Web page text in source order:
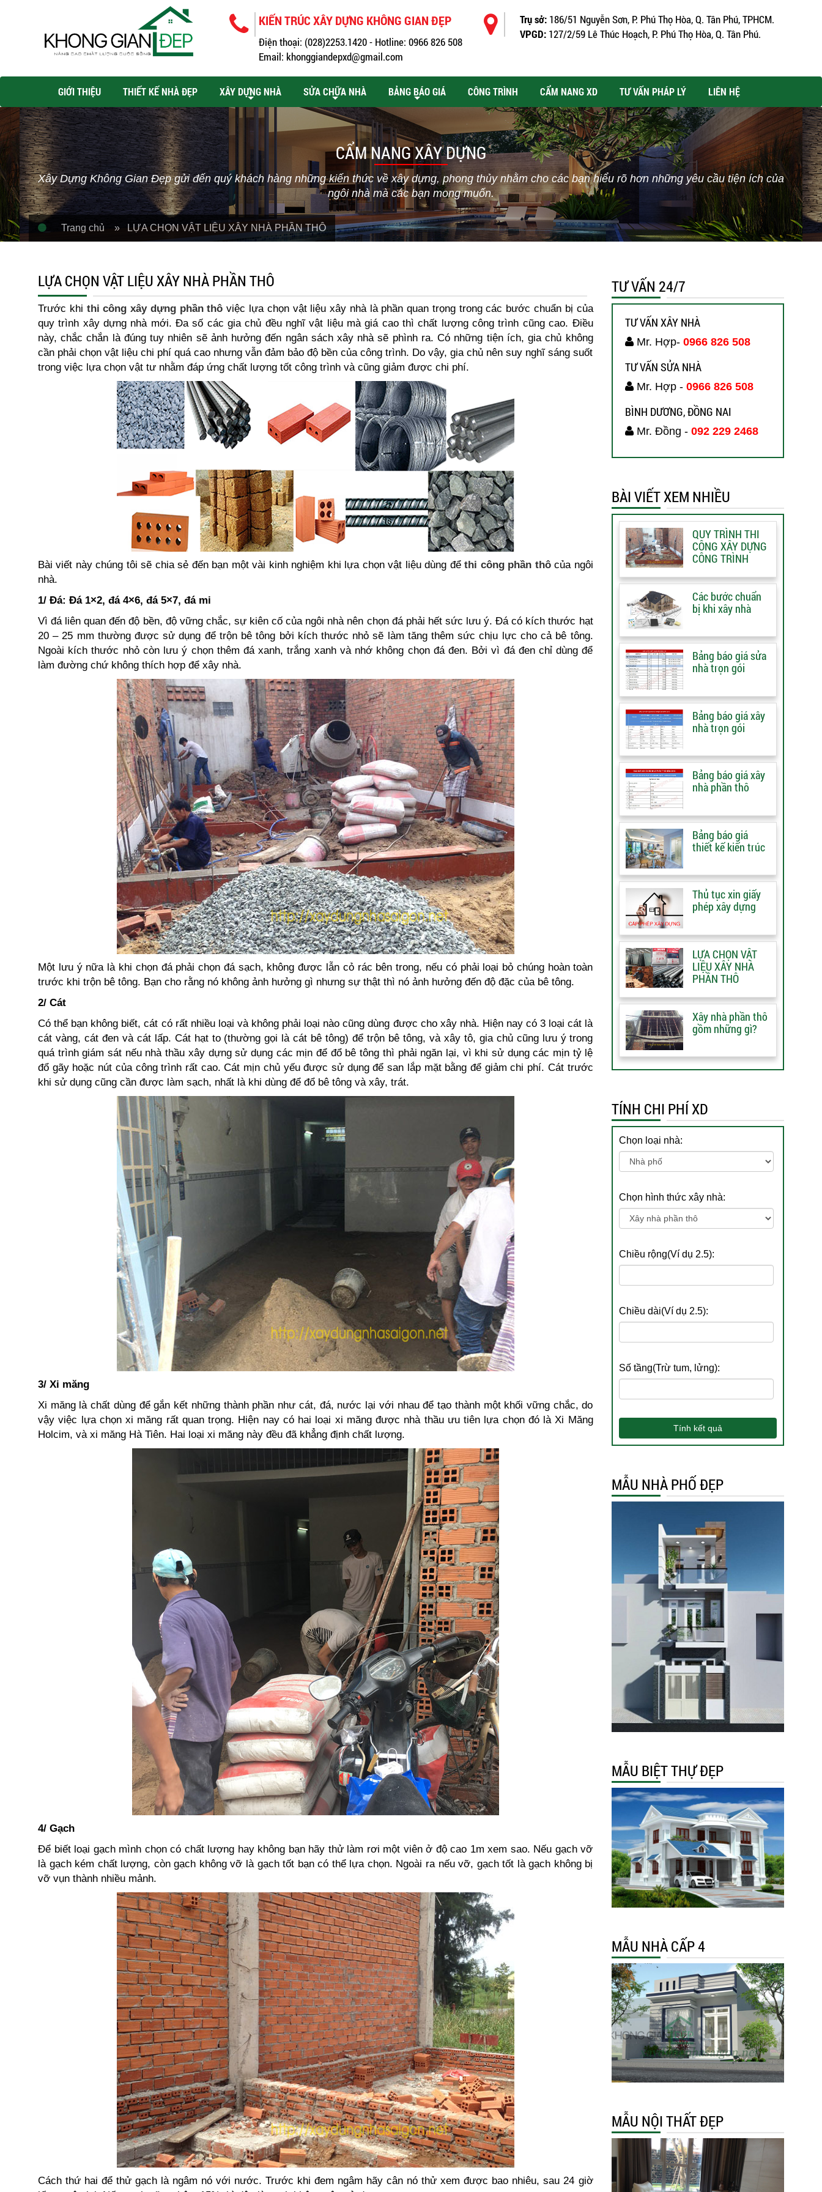
KIẾN TRÚC XÂY DỰNG KHÔNG GIAN ĐẸP
Điện thoại: (028)2253.1420 - Hotline: 0966 826 508
Email: khonggiandepxd@gmail.com
Trụ sở: 186/51 Nguyễn Sơn, P. Phú Thọ Hòa, Q. Tân Phú, TPHCM.
VPGD: 127/2/59 Lê Thúc Hoạch, P. Phú Thọ Hòa, Q. Tân Phú.
GIỚI THIỆU THIẾT KẾ NHÀ ĐẸP XÂY DỰNG NHÀ SỬA CHỮA NHÀ BẢNG BÁO GIÁ CÔNG TRÌNH CẨM NANG XD TƯ VẤN PHÁP LÝ LIÊN HỆ
CẨM NANG XÂY DỰNG
Xây Dựng Không Gian Đẹp gửi đến quý khách hàng những kiến thức về xây dựng, phong thủy nhằm cho các bạn hiểu rõ hơn những yêu cầu tiện ích của
ngôi nhà mà các bạn mong muốn.
Trang chủ » LỰA CHỌN VẬT LIỆU XÂY NHÀ PHẦN THÔ
LỰA CHỌN VẬT LIỆU XÂY NHÀ PHẦN THÔ
Trước khi thi công xây dựng phần thô việc lựa chọn vật liệu xây nhà là phần quan trọng trong các bước chuẩn bị của
quy trình xây dựng nhà mới. Đa số các gia chủ đều nghĩ vật liệu mà giá cao thì chất lượng công trình cũng cao. Điều
này, chắc chắn là đúng tuy nhiên sẽ ảnh hưởng đến ngân sách xây nhà sẽ phình ra. Có những tiện ích, gia chủ không
cần phải chọn vật liệu chi phí quá cao nhưng vẫn đảm bảo độ bền của công trình. Do vậy, gia chủ nên suy nghĩ sáng suốt
trong việc lựa chọn vật tư nhằm đáp ứng chất lượng tốt công trình và cũng giảm được chi phí.
Bài viết này chúng tôi sẽ chia sẻ đến bạn một vài kinh nghiệm khi lựa chọn vật liệu dùng đểthi công phần thôcủa ngôi
nhà.
1/ Đá: Đá 1×2, đá 4×6, đá 5×7, đá mi
Vì đá liên quan đến độ bền, độ vững chắc, sự kiên cố của ngôi nhà nên chọn đá phải hết sức lưu ý. Đá có kích thước hạt
20 – 25 mm thường được sử dụng để trộn bê tông bởi kích thước nhỏ sẽ làm tăng thêm sức chịu lực cho cả bê tông.
Ngoài kích thước nhỏ còn lưu ý chọn thêm đá xanh, trắng xanh và nhớ không chọn đá đen. Bởi vì đá đen chỉ dùng để
làm đường chứ không thích hợp để xây nhà.
Một lưu ý nữa là khi chọn đá phải chọn đá sạch, không được lẫn cỏ rác bên trong, nếu có phải loại bỏ chúng hoàn toàn
trước khi trộn bê tông. Bạn cho rằng nó không ảnh hưởng gì nhưng sự thật thì nó ảnh hưởng đến độ đặc của bê tông.
2/ Cát
Có thể bạn không biết, cát có rất nhiều loại và không phải loại nào cũng dùng được cho xây nhà. Hiện nay có 3 loại cát là
cát vàng, cát đen và cát lấp. Cát hạt to (thường gọi là cát bê tông) để trộn bê tông, và xây tô, gia chủ cũng lưu ý trong
quá trình giám sát nếu nhà thầu xây dựng sử dụng các mịn để đổ bê tông thì phải ngăn lại, vì khi sử dụng các mịn tỷ lệ
đổ gãy hoặc nút của công trình rất cao. Cát mịn chủ yếu được sử dụng để san lắp mặt bằng để giảm chi phí. Cát trước
khi sử dụng cũng cần được làm sạch, nhất là khi dùng để đổ bê tông và xây, trát.
3/ Xi măng
Xi măng là chất dùng để gắn kết những thành phần như cát, đá, nước lại với nhau để tạo thành một khối vững chắc, do
vậy việc lựa chọn xi măng rất quan trọng. Hiện nay có hai loại xi măng được nhà thầu ưu tiên lựa chọn đó là Xi Măng
Holcim, và xi măng Hà Tiên. Hai loại xi măng này đều đã khẳng định chất lượng.
4/ Gạch
Để biết loại gạch mình chọn có chất lượng hay không bạn hãy thử làm rơi một viên ở độ cao 1m xem sao. Nếu gạch vỡ
là gạch kém chất lượng, còn gạch không vỡ là gạch tốt bạn có thể lựa chọn. Ngoài ra nếu vỡ, gạch tốt là gạch không bị
vỡ vụn thành nhiều mảnh.
Cách thứ hai để thử gạch là ngâm nó với nước. Trước khi đem ngâm hãy cân nó thử xem được bao nhiêu, sau 24 giờ
TƯ VẤN 24/7
TƯ VẤN XÂY NHÀ
Mr. Hợp- 0966 826 508
TƯ VẤN SỬA NHÀ
Mr. Hợp - 0966 826 508
BÌNH DƯƠNG, ĐỒNG NAI
Mr. Đồng - 092 229 2468
BÀI VIẾT XEM NHIỀU
QUY TRÌNH THI
CÔNG XÂY DỰNG
CÔNG TRÌNH
Các bước chuẩn
bị khi xây nhà
Bảng báo giá sửa
nhà trọn gói
Bảng báo giá xây
nhà trọn gói
Bảng báo giá xây
nhà phần thô
Bảng báo giá
thiết kế kiến trúc
Thủ tục xin giấy
phép xây dựng
LỰA CHỌN VẬT
LIỆU XÂY NHÀ
PHẦN THÔ
Xây nhà phần thô
gồm những gì?
TÍNH CHI PHÍ XD
Chọn loại nhà:
Chọn hình thức xây nhà:
Chiều rộng(Ví dụ 2.5):
Chiều dài(Ví dụ 2.5):
Số tầng(Trừ tum, lửng):
Tính kết quả
MẪU NHÀ PHỐ ĐẸP
MẪU BIỆT THỰ ĐẸP
MẪU NHÀ CẤP 4
MẪU NỘI THẤT ĐẸP